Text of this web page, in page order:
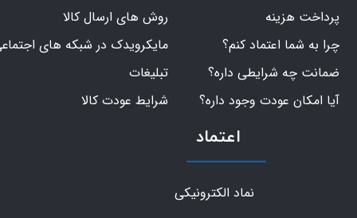
پرداخت هزینه
چرا به شما اعتماد کنم؟
ضمانت چه شرایطی داره؟
آیا امکان عودت وجود داره؟
اعتماد
نماد الکترونیکی
روش های ارسال کالا
مایکرویدک در شبکه های
تبلیغات
شرایط عودت کالا